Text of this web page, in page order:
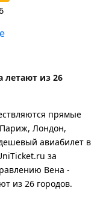
летают из 26
прямые
Лондон,
авиабилет в
за
Вена -
из 26 городов.